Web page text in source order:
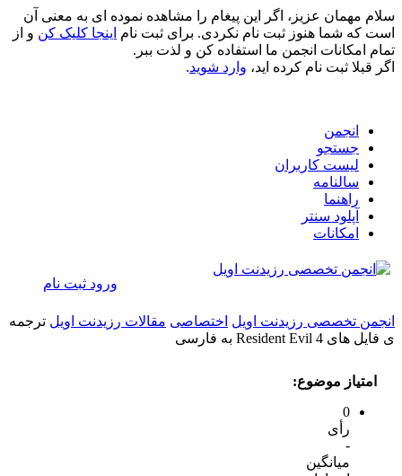
سلام مهمان عزیز، اگر این پیغام را مشاهده نموده ای به معنی آن
است که شما هنوز ثبت نام نکردی. برای ثبت نام اینجا کلیک کن و از
تمام امکانات انجمن ما استفاده کن و لذت ببر.
اگر قبلا ثبت نام کرده اید، وارد شوید.
انجمن
جستجو
لیست کاربران
سالنامه
راهنما
آپلود سنتر
امکانات
ورود ثبت نام
انجمن تخصصی رزیدنت اویل اختصاصی مقالات رزیدنت اویل ترجمه
ی فایل های Resident Evil 4 به فارسی
امتیاز موضوع:
0
رأی
-
میانگین